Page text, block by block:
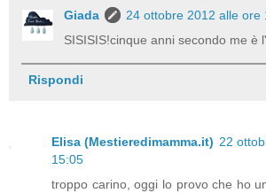
Giada
24 ottobre 2012 alle ore
SISISIS!cinque anni secondo me è
Rispondi
Elisa (Mestieredimamma.it) 22
15:05
troppo carino, oggi lo provo che ho